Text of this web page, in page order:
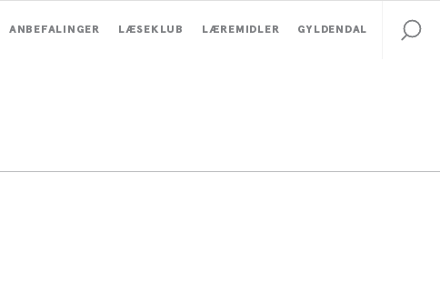
ANBEFALINGER LÆSEKLUB LÆREMIDLER GYLDENDAL